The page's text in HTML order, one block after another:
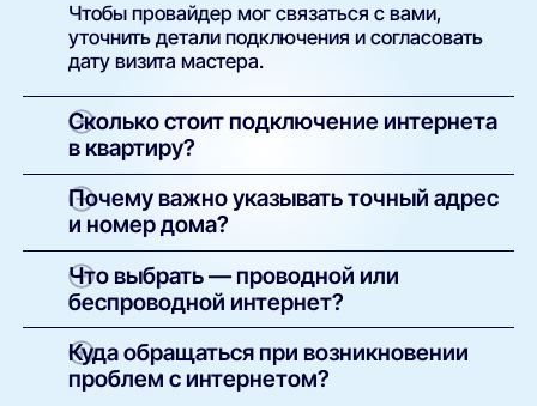
Чтобы провайдер мог связаться с вами,
уточнить детали подключения и согласовать
дату визита мастера.
Сколько стоит подключение интернета
в квартиру?
Как правило, установка бесплатна. Вы
оплачиваете только тариф. В некоторых
случаях возможна плата за оборудование —
сумма указывается в условиях конкретного
предложения.
Почему важно указывать точный адрес
и номер дома?
Это необходимо для технической проверки.
Только по точному адресу система может
определить, какие провайдеры доступны в
вашем доме и какие услуги можно подключить.
Что выбрать — проводной или
беспроводной интернет?
Проводной (оптоволоконный) — надёжный и
быстрый, подходит для стабильной работы,
онлайн-игр и стриминга.
Куда обращаться при возникновении
проблем с интернетом?